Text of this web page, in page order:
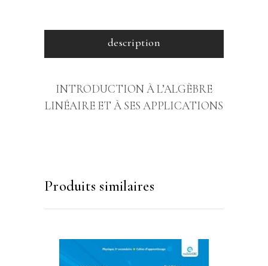
description
INTRODUCTION À L’ALGÈBRE
LINÉAIRE ET À SES APPLICATIONS
Produits similaires